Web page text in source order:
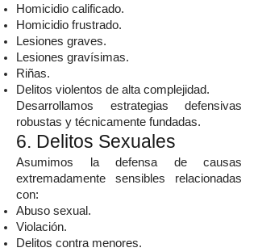
Homicidio calificado.
Homicidio frustrado.
Lesiones graves.
Lesiones gravísimas.
Riñas.
Delitos violentos de alta complejidad.
Desarrollamos estrategias defensivas
robustas y técnicamente fundadas.
6. Delitos Sexuales
Asumimos la defensa de causas
extremadamente sensibles relacionadas
con:
Abuso sexual.
Violación.
Delitos contra menores.